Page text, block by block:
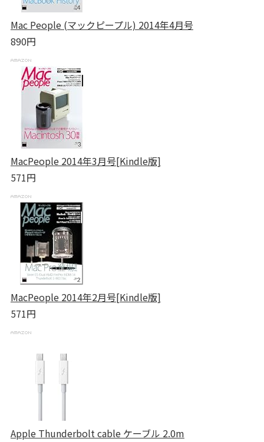
Mac People (マックピープル) 2014年4月号
890円
MacPeople 2014年3月号[Kindle版]
571円
MacPeople 2014年2月号[Kindle版]
571円
Apple Thunderbolt cable ケーブル 2.0m